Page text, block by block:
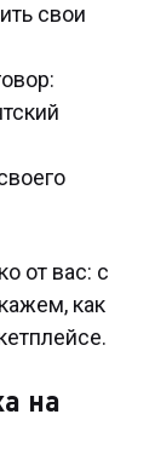
свои
от вас: с
как
на